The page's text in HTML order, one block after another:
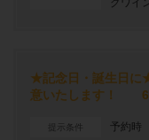
★記念日・誕生日に
意いたします！
提示条件 予約時